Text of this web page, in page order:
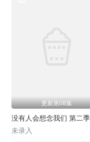
更新第08集
没有人会想念我们 第二季
未录入